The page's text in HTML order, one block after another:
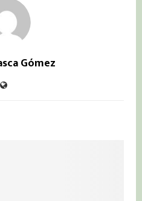
Gómez